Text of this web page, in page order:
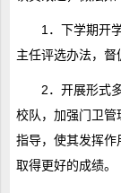
1．下学期开
主任评选办法，督
2．开展形式
校队，加强门卫管
指导，使其发挥作
取得更好的成绩。